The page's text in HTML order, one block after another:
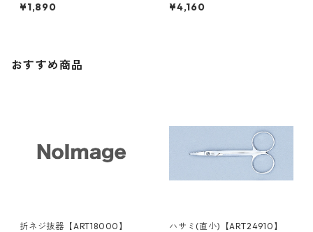
¥1,890 ¥4,160
おすすめ商品
折ネジ抜器【ART18000】 ハサミ(直小)【ART24910】